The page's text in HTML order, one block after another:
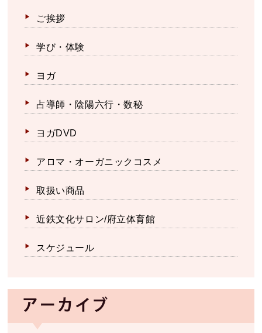
ご挨拶
学び・体験
ヨガ
占導師・陰陽六行・数秘
ヨガDVD
アロマ・オーガニックコスメ
取扱い商品
近鉄文化サロン/府立体育館
スケジュール
アーカイブ